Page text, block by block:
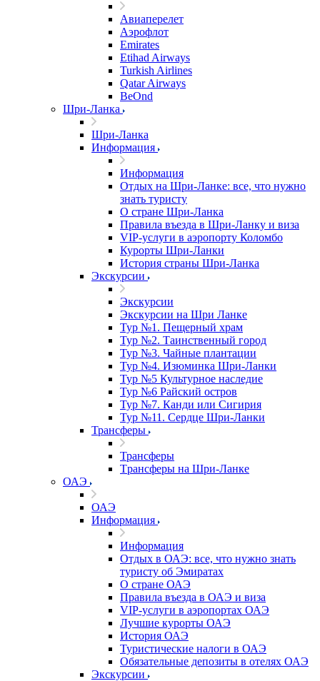
Авиаперелет
Аэрофлот
Emirates
Etihad Airways
Turkish Airlines
Qatar Airways
BeOnd
Шри-Ланка
Шри-Ланка
Информация
Информация
Отдых на Шри-Ланке: все, что нужно
знать туристу
О стране Шри-Ланка
Правила въезда в Шри-Ланку и виза
VIP-услуги в аэропорту Коломбо
Курорты Шри-Ланки
История страны Шри-Ланка
Экскурсии
Экскурсии
Экскурсии на Шри Ланке
Тур №1. Пещерный храм
Тур №2. Таинственный город
Тур №3. Чайные плантации
Тур №4. Изюминка Шри-Ланки
Тур №5 Культурное наследие
Тур №6 Райский остров
Тур №7. Канди или Сигирия
Тур №11. Сердце Шри-Ланки
Трансферы
Трансферы
Tрансферы на Шри-Ланке
ОАЭ
ОАЭ
Информация
Информация
Отдых в ОАЭ: все, что нужно знать
туристу об Эмиратах
О стране ОАЭ
Правила въезда в ОАЭ и виза
VIP-услуги в аэропортах ОАЭ
Лучшие курорты ОАЭ
История ОАЭ
Туристические налоги в ОАЭ
Обязательные депозиты в отелях ОАЭ
Экскурсии